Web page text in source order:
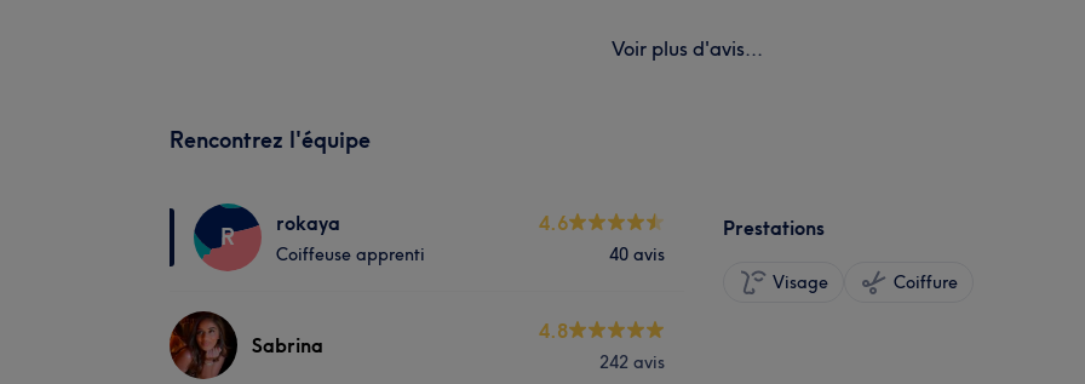
Voir plus d'avis...
Rencontrez l'équipe
R rokaya
Coiffeuse apprenti
4.6
40 avis
Sabrina
4.8
242 avis
Prestations
Visage Coiffure